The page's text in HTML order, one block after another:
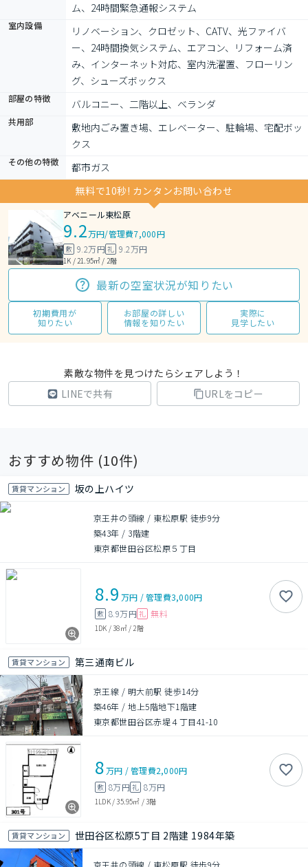
ム、24時間緊急通報システム
室内設備
リノベーション、クロゼット、CATV、光ファイバ
ー、24時間換気システム、エアコン、リフォーム済
み、インターネット対応、室内洗濯置、フローリン
グ、シューズボックス
部屋の特徴 バルコニー、二階以上、ベランダ
共用部
敷地内ごみ置き場、エレベーター、駐輪場、宅配ボッ
クス
その他の特徴
都市ガス
無料で10秒! カンタンお問い合わせ
アベニール東松原
9.2万円/管理費7,000円
敷 9.2万円礼 9.2万円
1K / 21.95㎡ / 2階
最新の空室状況が知りたい
初期費用が
知りたい
お部屋の詳しい
情報を知りたい
実際に
見学したい
素敵な物件を見つけたらシェアしよう！
LINEで共有
URLをコピー
おすすめ物件 (10件)
賃貸マンション 坂の上ハイツ
京王井の頭線 / 東松原駅 徒歩9分
築43年 / 3階建
東京都世田谷区松原５丁目
8.9 万円 /管理費3,000円
敷 8.9万円 礼 無料
1DK /38㎡/ 2階
賃貸マンション 第三通南ビル
京王線 / 明大前駅 徒歩14分
築46年 /地上5階地下1階建
東京都世田谷区赤堤４丁目41-10
8万円 /管理費2,000円
敷 8万円礼 8万円
1LDK/35.95㎡ /3階
賃貸マンション 世田谷区松原5丁目 2階建 1984年築
京王井の頭線 / 東松原駅 徒歩9分